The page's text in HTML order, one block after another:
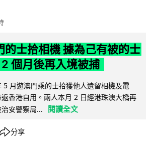
的士拾相機 據為己有被的士
個月後再入境被捕
5 月遊澳門乘的士拾獲他人遺留相機及電
香港自用。兩人本月 2 日經港珠澳大橋再
安警察局...
閱讀全文
分享